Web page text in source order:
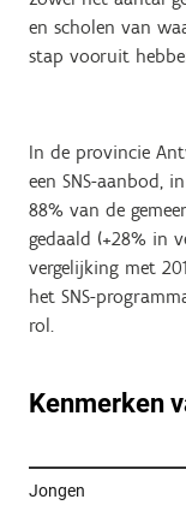
en scholen van
stap vooruit
In de provincie
een SNS-aanbod,
88% van de
gedaald (+28% in
vergelijking met
het SNS-
rol.